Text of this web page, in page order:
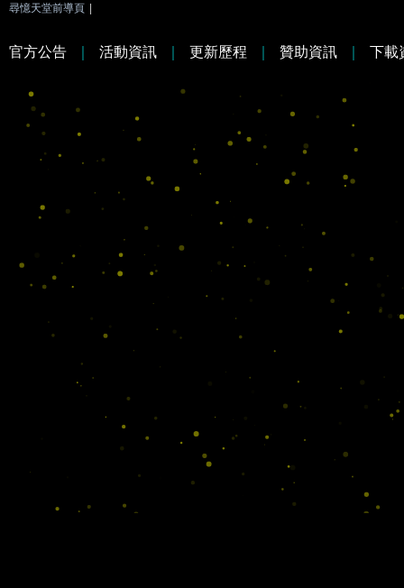
尋憶天堂前導頁